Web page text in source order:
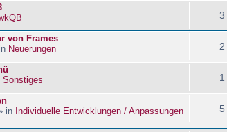
3
von Frames
Neuerungen 2
Sonstiges 1
in Individuelle Entwicklungen / Anpassungen
5